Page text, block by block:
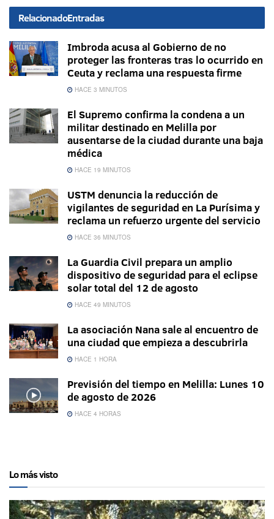
RelacionadoEntradas
Imbroda acusa al Gobierno de no
proteger las fronteras tras lo ocurrido en
Ceuta y reclama una respuesta firme
HACE 3 MINUTOS
El Supremo confirma la condena a un
militar destinado en Melilla por
ausentarse de la ciudad durante una baja
médica
HACE 19 MINUTOS
USTM denuncia la reducción de
vigilantes de seguridad en La Purísima y
reclama un refuerzo urgente del servicio
HACE 36 MINUTOS
La Guardia Civil prepara un amplio
dispositivo de seguridad para el eclipse
solar total del 12 de agosto
HACE 49 MINUTOS
La asociación Nana sale al encuentro de
una ciudad que empieza a descubrirla
HACE 1 HORA
Previsión del tiempo en Melilla: Lunes 10
de agosto de 2026
HACE 4 HORAS
Lo más visto